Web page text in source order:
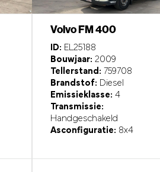
Volvo FM 400
ID: EL25188
Bouwjaar: 2009
Tellerstand: 759708
Brandstof: Diesel
Emissieklasse: 4
Transmissie:
Handgeschakeld
Asconfiguratie: 8x4